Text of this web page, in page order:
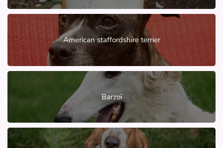
American staffordshire terrier
Barzoï